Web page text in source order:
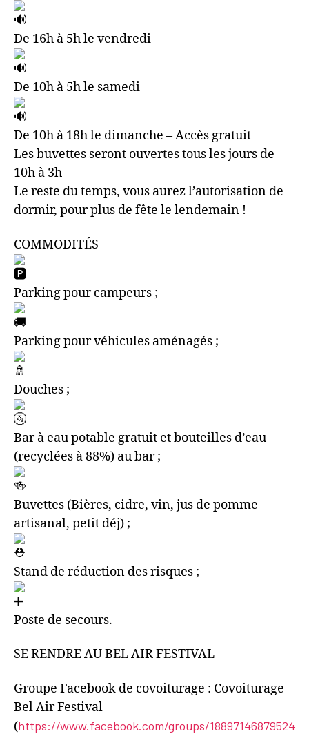
De 16h à 5h le vendredi
De 10h à 5h le samedi
De 10h à 18h le dimanche – Accès gratuit
Les buvettes seront ouvertes tous les jours de
10h à 3h
Le reste du temps, vous aurez l’autorisation de
dormir, pour plus de fête le lendemain !
COMMODITÉS
Parking pour campeurs ;
Parking pour véhicules aménagés ;
Douches ;
Bar à eau potable gratuit et bouteilles d’eau
(recyclées à 88%) au bar ;
Buvettes (Bières, cidre, vin, jus de pomme
artisanal, petit déj) ;
Stand de réduction des risques ;
Poste de secours.
SE RENDRE AU BEL AIR FESTIVAL
Groupe Facebook de covoiturage : Covoiturage
Bel Air Festival
(https://www.facebook.com/groups/18897146879524